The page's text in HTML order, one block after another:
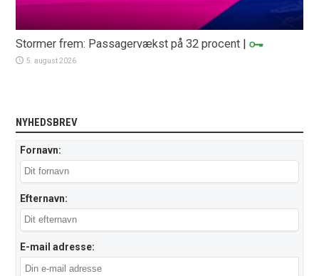
Stormer frem: Passagervækst på 32 procent |
5. august 2026
NYHEDSBREV
Fornavn:
Efternavn:
E-mail adresse: